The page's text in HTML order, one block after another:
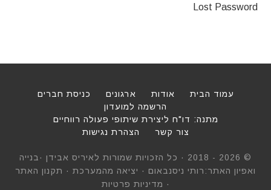
Lost Password
עמוד הבית אודות ארגונים
כניסת חברים
הרשמה למועדון
מתנה: דו"ח ליצירת שיתופי פעולה רווחיים
צור קשר
הצהרת נגישות
© 2026 - 2018 · כל הזכויות שמורות לאיריס אבידן · בנייה
ואפיון האתר:רותי ניסנבאום · יציאה מהמערכת · תקנון האתר
· מדיניות פרטיות